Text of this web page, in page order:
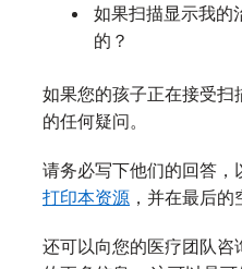
如果扫描显示我的
的？
如果您的孩子正在接受扫
的任何疑问。
请务必写下他们的回答，
打印本资源 ，并在最后的
还可以向您的医疗团队咨